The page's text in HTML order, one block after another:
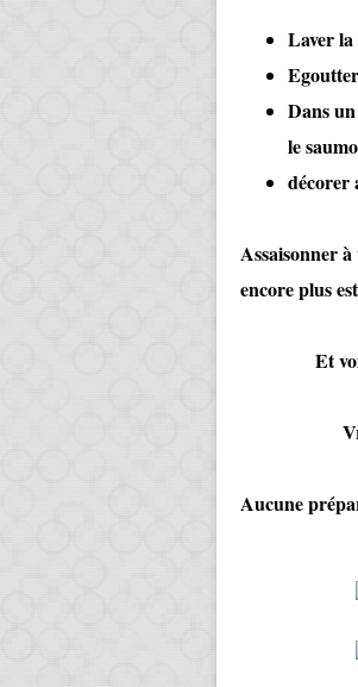
Laver la
Dans
le
décorer
Assaisonner
encore plus
Et voilà
Aucune